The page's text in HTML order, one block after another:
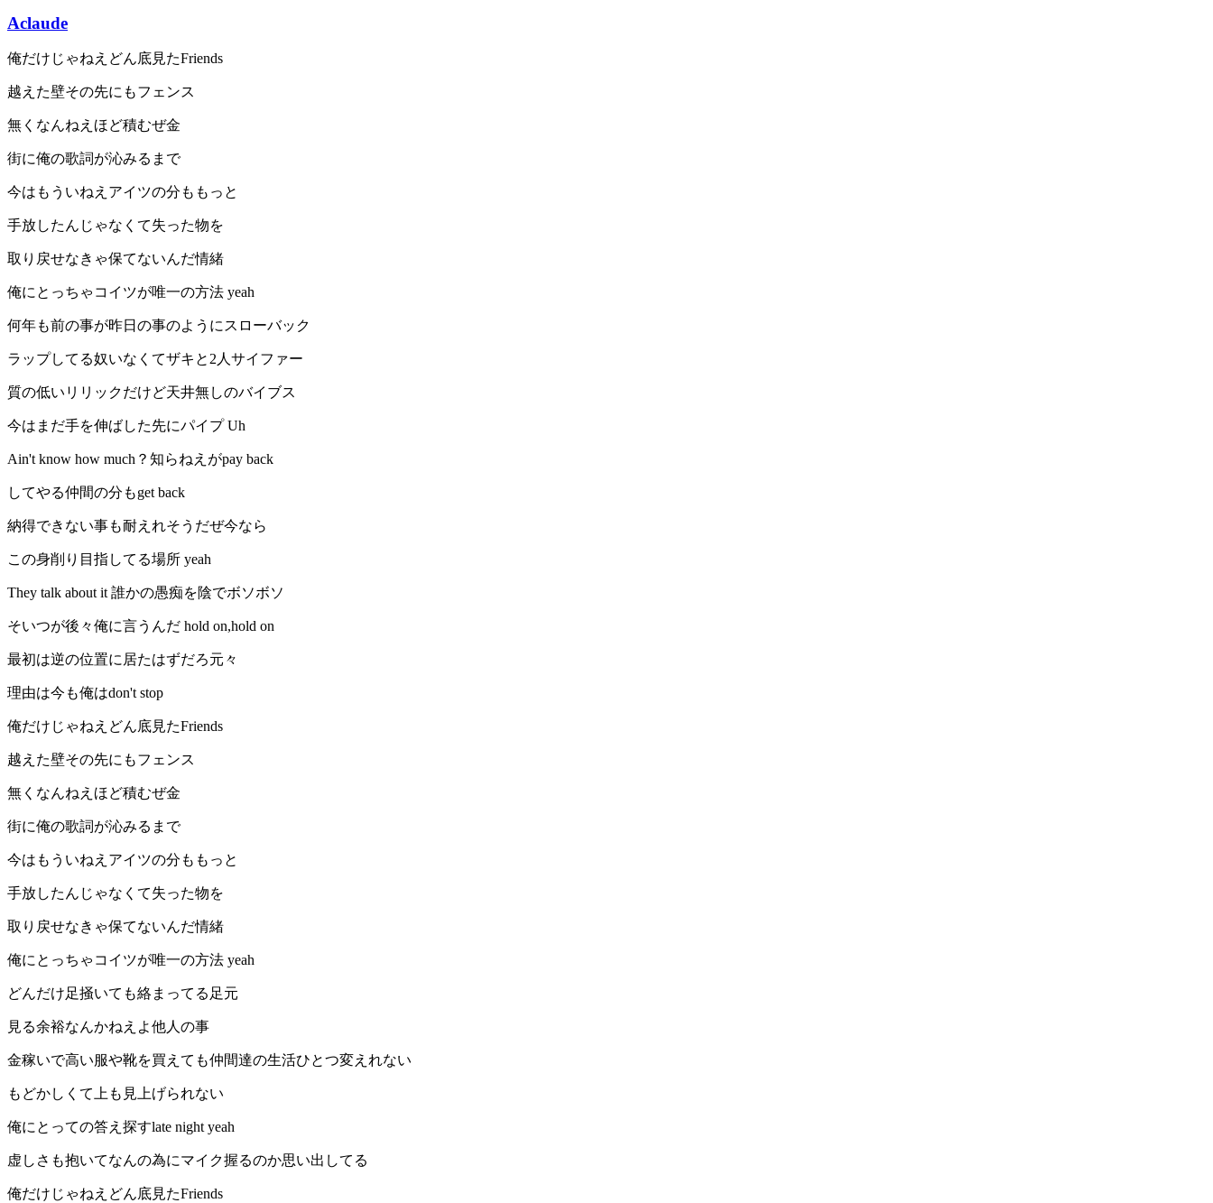
Aclaude
俺だけじゃねえどん底見たFriends
越えた壁その先にもフェンス
無くなんねえほど積むぜ金
街に俺の歌詞が沁みるまで
今はもういねえアイツの分ももっと
手放したんじゃなくて失った物を
取り戻せなきゃ保てないんだ情緒
俺にとっちゃコイツが唯一の方法 yeah
何年も前の事が昨日の事のようにスローバック
ラップしてる奴いなくてザキと2人サイファー
質の低いリリックだけど天井無しのバイブス
今はまだ手を伸ばした先にパイプ Uh
Ain't know how much？知らねえがpay back
してやる仲間の分もget back
納得できない事も耐えれそうだぜ今なら
この身削り目指してる場所 yeah
They talk about it 誰かの愚痴を陰でボソボソ
そいつが後々俺に言うんだ hold on,hold on
最初は逆の位置に居たはずだろ元々
理由は今も俺はdon't stop
俺だけじゃねえどん底見たFriends
越えた壁その先にもフェンス
無くなんねえほど積むぜ金
街に俺の歌詞が沁みるまで
今はもういねえアイツの分ももっと
手放したんじゃなくて失った物を
取り戻せなきゃ保てないんだ情緒
俺にとっちゃコイツが唯一の方法 yeah
どんだけ足掻いても絡まってる足元
見る余裕なんかねえよ他人の事
金稼いで高い服や靴を買えても仲間達の生活ひとつ変えれない
もどかしくて上も見上げられない
俺にとっての答え探すlate night yeah
虚しさも抱いてなんの為にマイク握るのか思い出してる
俺だけじゃねえどん底見たFriends